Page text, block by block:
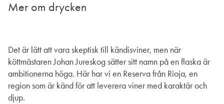
Mer om drycken
Det är lätt att vara skeptisk till kändisviner, men när
köttmästaren Johan Jureskog sätter sitt namn på en flaska är
ambitionerna höga. Här har vi en Reserva från Rioja, en
region som är känd för att leverera viner med karaktär och
djup.